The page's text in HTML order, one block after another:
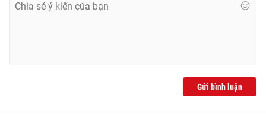
Gửi bình luận